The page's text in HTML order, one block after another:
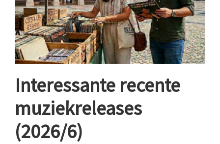
Interessante recente
muziekreleases
(2026/6)